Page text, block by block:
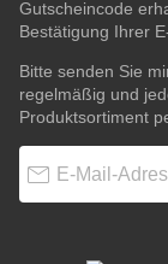
Gutscheincode
Bestätigung Ihrer
Bitte senden Sie
regelmäßig und
Produktsortiment